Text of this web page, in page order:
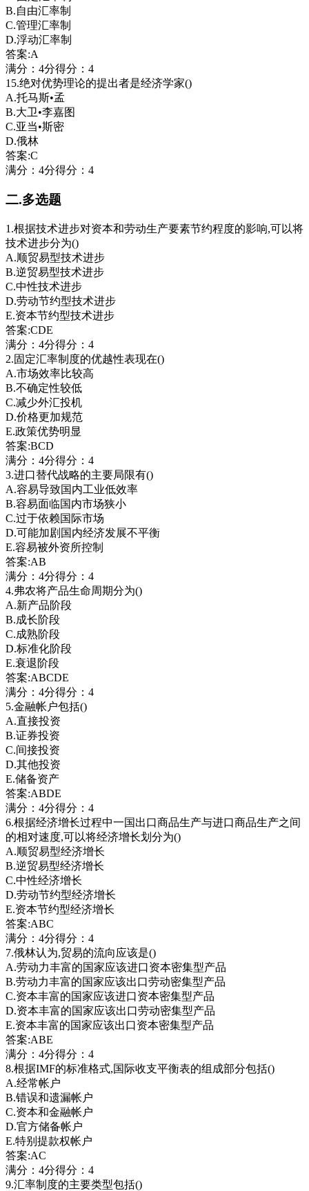
B.自由汇率制
C.管理汇率制
D.浮动汇率制
答案:A
满分：4分得分：4
15.绝对优势理论的提出者是经济学家()
A.托马斯•孟
B.大卫•李嘉图
C.亚当•斯密
D.俄林
答案:C
满分：4分得分：4
二.多选题
1.根据技术进步对资本和劳动生产要素节约程度的影响,可以将
技术进步分为()
A.顺贸易型技术进步
B.逆贸易型技术进步
C.中性技术进步
D.劳动节约型技术进步
E.资本节约型技术进步
答案:CDE
满分：4分得分：4
2.固定汇率制度的优越性表现在()
A.市场效率比较高
B.不确定性较低
C.减少外汇投机
D.价格更加规范
E.政策优势明显
答案:BCD
满分：4分得分：4
3.进口替代战略的主要局限有()
A.容易导致国内工业低效率
B.容易面临国内市场狭小
C.过于依赖国际市场
D.可能加剧国内经济发展不平衡
E.容易被外资所控制
答案:AB
满分：4分得分：4
4.弗农将产品生命周期分为()
A.新产品阶段
B.成长阶段
C.成熟阶段
D.标准化阶段
E.衰退阶段
答案:ABCDE
满分：4分得分：4
5.金融帐户包括()
A.直接投资
B.证券投资
C.间接投资
D.其他投资
E.储备资产
答案:ABDE
满分：4分得分：4
6.根据经济增长过程中一国出口商品生产与进口商品生产之间
的相对速度,可以将经济增长划分为()
A.顺贸易型经济增长
B.逆贸易型经济增长
C.中性经济增长
D.劳动节约型经济增长
E.资本节约型经济增长
答案:ABC
满分：4分得分：4
7.俄林认为,贸易的流向应该是()
A.劳动力丰富的国家应该进口资本密集型产品
B.劳动力丰富的国家应该出口劳动密集型产品
C.资本丰富的国家应该进口资本密集型产品
D.资本丰富的国家应该出口劳动密集型产品
E.资本丰富的国家应该出口资本密集型产品
答案:ABE
满分：4分得分：4
8.根据IMF的标准格式,国际收支平衡表的组成部分包括()
A.经常帐户
B.错误和遗漏帐户
C.资本和金融帐户
D.官方储备帐户
E.特别提款权帐户
答案:AC
满分：4分得分：4
9.汇率制度的主要类型包括()